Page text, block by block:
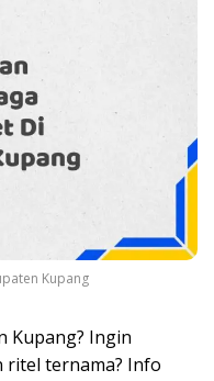
Kupang
Kupang? Ingin
ritel ternama? Info